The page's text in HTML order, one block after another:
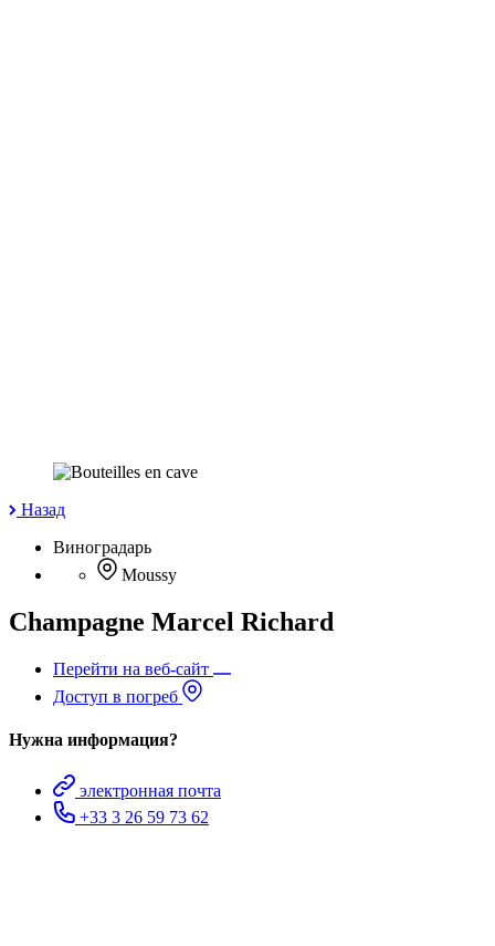
Назад
Виноградарь
Moussy
Champagne Marcel Richard
Перейти на веб-сайт
Доступ в погреб
Нужна информация?
электронная почта
+33 3 26 59 73 62